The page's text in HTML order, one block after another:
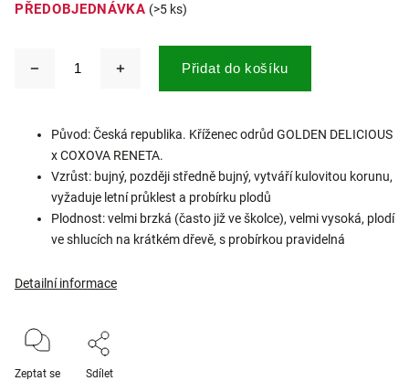
PŘEDOBJEDNÁVKA (>5 ks)
Přidat do košíku
Původ: Česká republika. Kříženec odrůd GOLDEN DELICIOUS
x COXOVA RENETA.
Vzrůst: bujný, později středně bujný, vytváří kulovitou korunu,
vyžaduje letní průklest a probírku plodů
Plodnost: velmi brzká (často již ve školce), velmi vysoká, plodí
ve shlucích na krátkém dřevě, s probírkou pravidelná
Detailní informace
Zeptat se Sdílet